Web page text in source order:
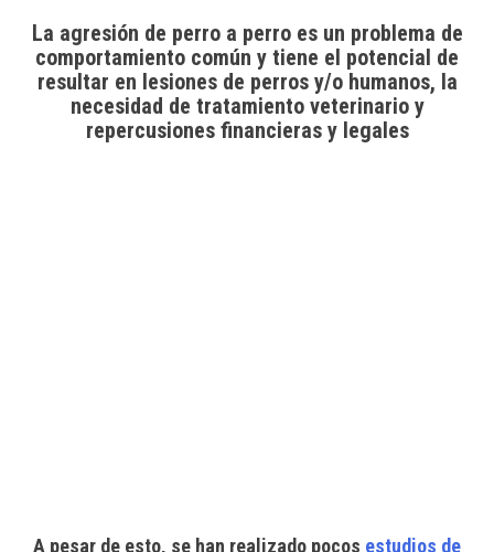
La agresión de perro a perro es un problema de
comportamiento común y tiene el potencial de
resultar en lesiones de perros y/o humanos, la
necesidad de tratamiento veterinario y
repercusiones financieras y legales
A pesar de esto, se han realizado pocos estudios de